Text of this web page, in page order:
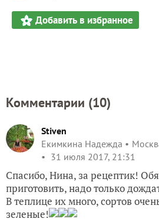
Добавить в избранное
Комментарии (10)
Stiven
Екимкина Надежда
31 июля 2017, 21:31
Спасибо, Нина, за рецептик!
приготовить, надо только
В теплице их много, сортов
зеленые!